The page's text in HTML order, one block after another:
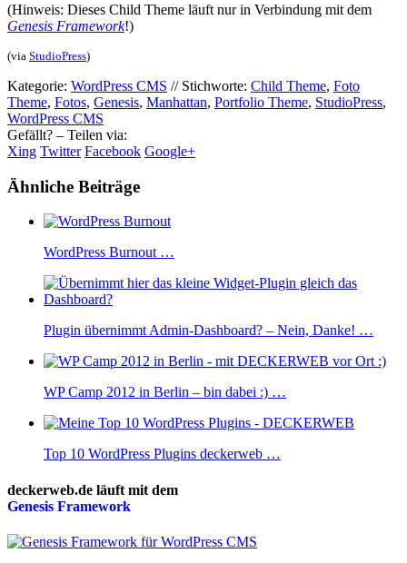
(Hinweis: Dieses Child Theme läuft nur in Verbindung mit dem
Genesis Framework!)
(via StudioPress)
Kategorie: WordPress CMS // Stichworte: Child Theme, Foto
Theme, Fotos, Genesis, Manhattan, Portfolio Theme, StudioPress,
WordPress CMS
Gefällt? – Teilen via:
Xing Twitter Facebook Google+
Ähnliche Beiträge
WordPress Burnout …
Plugin übernimmt Admin-Dashboard? – Nein, Danke! …
WP Camp 2012 in Berlin – bin dabei :) …
Top 10 WordPress Plugins deckerweb …
deckerweb.de läuft mit dem
Genesis Framework